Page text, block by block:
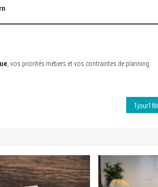
, vos priorités métiers et vos contraintes de planning.